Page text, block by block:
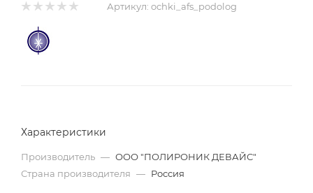
Артикул: ochki_afs_podolog
Характеристики
Производитель — ООО "ПОЛИРОНИК ДЕВАЙС"
Страна производителя — Россия